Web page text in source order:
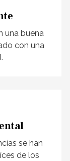
una buena
con una
se han
de los